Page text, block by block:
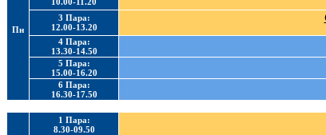
Пн
3 Пара:
12.00-13.20
4 Пара:
13.30-14.50
5 Пара:
15.00-16.20
6 Пара:
16.30-17.50
1 Пара:
8.30-09.50